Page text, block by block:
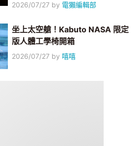
2026/07/27 by 電獺編輯部
坐上太空艙！Kabuto NASA 限定
版人體工學椅開箱
2026/07/27 by 嘻嘻